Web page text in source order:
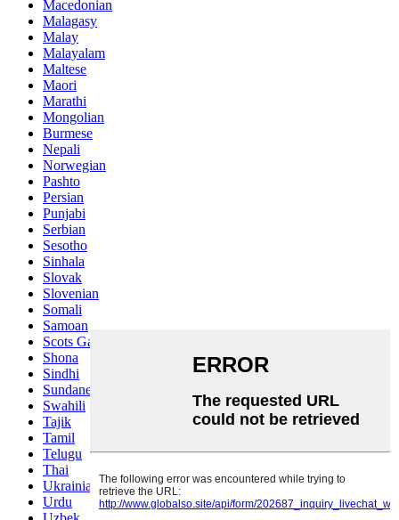
Macedonian
Malagasy
Malay
Malayalam
Maltese
Maori
Marathi
Mongolian
Burmese
Nepali
Norwegian
Pashto
Persian
Punjabi
Serbian
Sesotho
Sinhala
Slovak
Slovenian
Somali
Samoan
Scots Gaelic
Shona
Sindhi
Sundanese
Swahili
Tajik
Tamil
Telugu
Thai
Ukrainian
Urdu